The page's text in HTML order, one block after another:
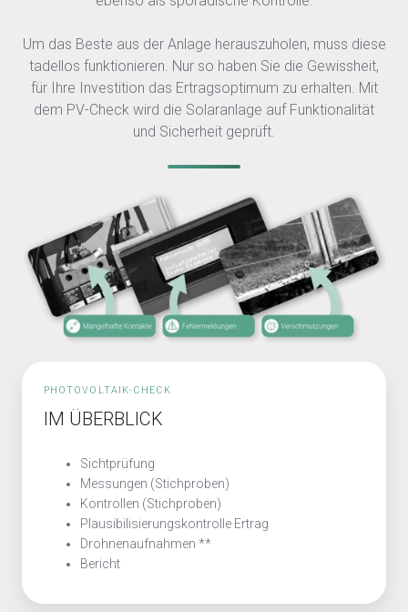
Um das Beste aus der Anlage herauszuholen, muss diese
tadellos funktionieren. Nur so haben Sie die Gewissheit,
für Ihre Investition das Ertragsoptimum zu erhalten. Mit
dem PV-Check wird die Solaranlage auf Funktionalität
und Sicherheit geprüft.
PHOTOVOLTAIK-CHECK
IM ÜBERBLICK
Sichtprüfung
Messungen (Stichproben)
Kontrollen (Stichproben)
Plausibilisierungskontrolle Ertrag
Drohnenaufnahmen **
Bericht